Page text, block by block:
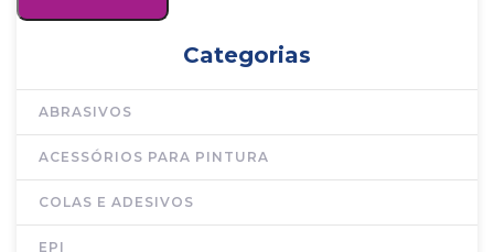
Categorias
ABRASIVOS
ACESSÓRIOS PARA PINTURA
COLAS E ADESIVOS
EPI